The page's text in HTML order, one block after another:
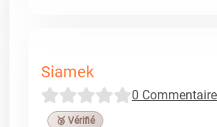
Siamek
0
🥉 Vérifié